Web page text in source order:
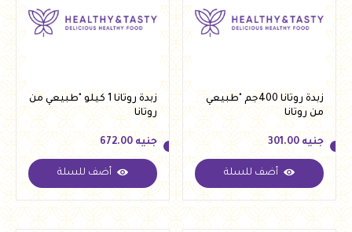
زبدة روتانا 400جم "طبيعي
من روتانا
جنيه
جنيه 301.00
أضف للسلة
زبدة روتانا 1 كيلو "طبيعي من
روتانا
جنيه
جنيه 672.00
أضف للسلة